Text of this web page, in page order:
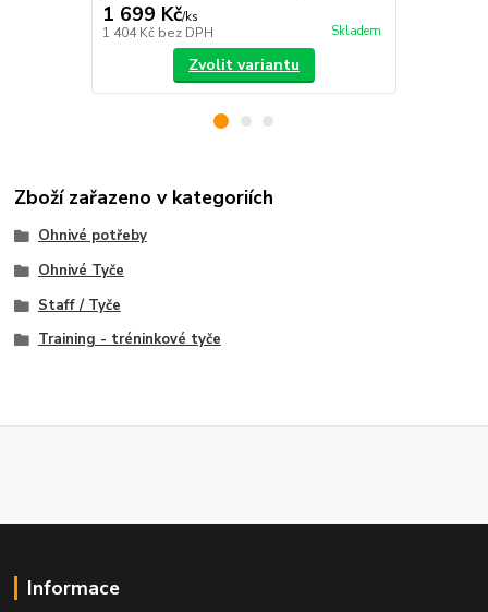
1 699 Kč/ks
1 404 Kč bez DPH Skladem
Zvolit variantu
Zboží zařazeno v kategoriích
Ohnivé potřeby
Ohnivé Tyče
Staff / Tyče
Training - tréninkové tyče
Informace